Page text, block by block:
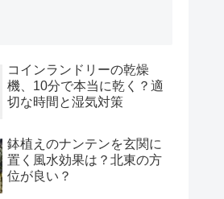
コインランドリーの乾燥
機、10分で本当に乾く？適
切な時間と湿気対策
鉢植えのナンテンを玄関に
置く風水効果は？北東の方
位が良い？